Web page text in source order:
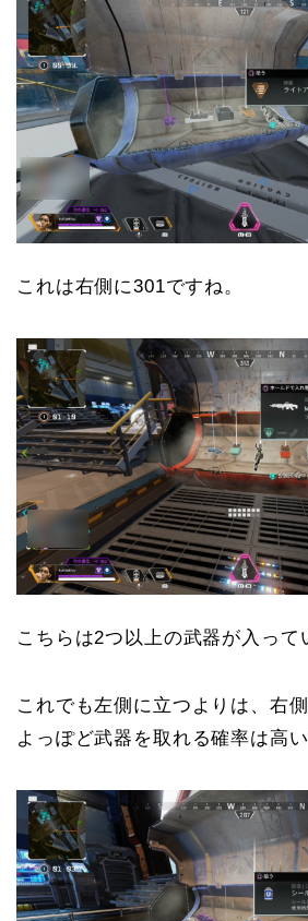
これは右側に301ですね。
こちらは2つ以上の武器が入って
これでも左側に立つよりは、右
よっぽど武器を取れる確率は高い